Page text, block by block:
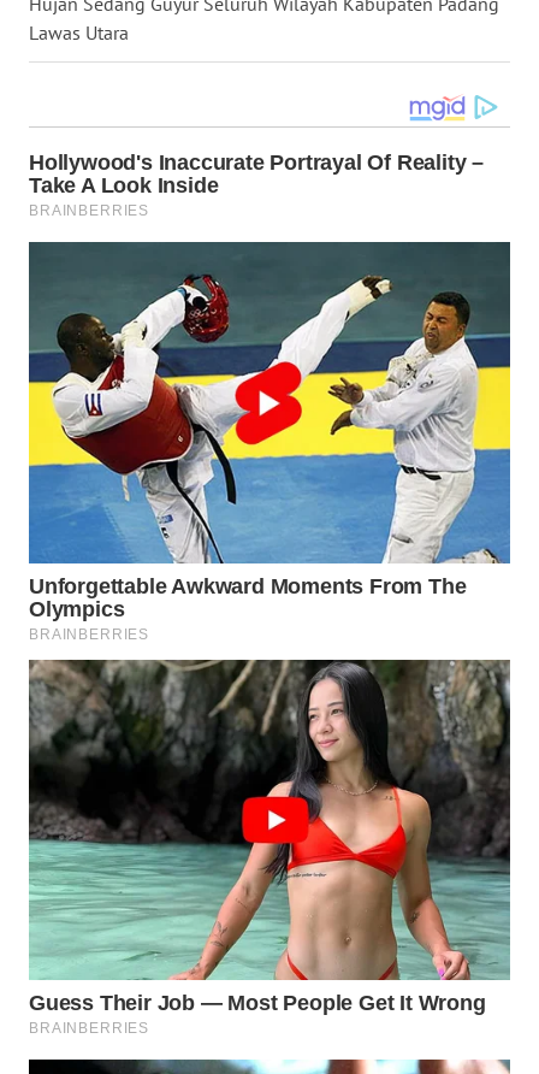
Lawas Utara
WN DELI
SERDANG
WN
KARAWANG
WN
BEKASI
BOGOR
WN
DEPOK
TAPANULI
UTARA
WN
WN
PADANG
LAWAS
SUMEDANG
WN